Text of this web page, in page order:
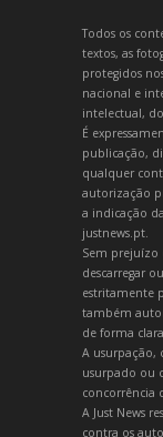
Todos os
textos, as
protegidos
nacional e
intelectual,
É
publicação,
qualquer
autorização
a indicação
justnews.pt.
Sem
descarregar
estritamente
também
de forma
A usurpação,
usurpado ou
concorrência
A Just News
contra os